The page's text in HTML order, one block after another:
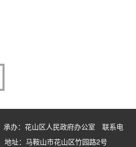
承办：花山区人民政府办公室
联系电
地址：马鞍山市花山区竹园路2号